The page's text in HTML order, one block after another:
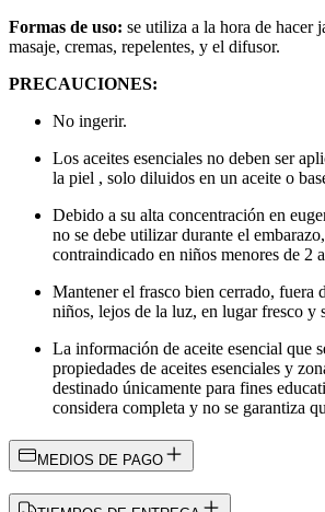
Formas de uso: se utiliza a la hora de hacer
masaje, cremas, repelentes, y el difusor.
PRECAUCIONES:
No ingerir.
Los aceites esenciales no deben ser
la piel , solo diluidos en un aceite o
Debido a su alta concentración en
no se debe utilizar durante el
contraindicado en niños menores de 2
Mantener el frasco bien cerrado, fuera
niños, lejos de la luz, en lugar fresco y
La información de aceite esencial que
propiedades de aceites esenciales y
destinado únicamente para fines
considera completa y no se garantiza
MEDIOS DE PAGO